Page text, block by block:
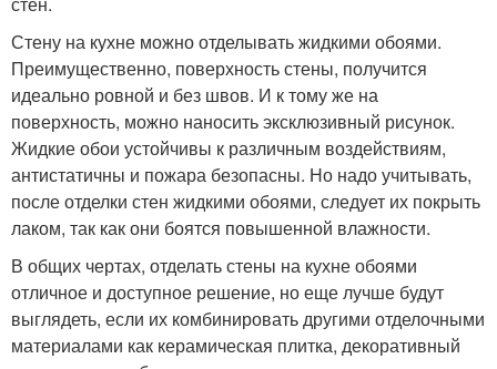
Стену на кухне можно отделывать жидкими обоями.
Преимущественно, поверхность стены, получится
идеально ровной и без швов. И к тому же на
поверхность, можно наносить эксклюзивный рисунок.
Жидкие обои устойчивы к различным воздействиям,
антистатичны и пожара безопасны. Но надо учитывать,
после отделки стен жидкими обоями, следует их покрыть
лаком, так как они боятся повышенной влажности.
В общих чертах, отделать стены на кухне обоями
отличное и доступное решение, но еще лучше будут
выглядеть, если их комбинировать другими отделочными
материалами как керамическая плитка, декоративный